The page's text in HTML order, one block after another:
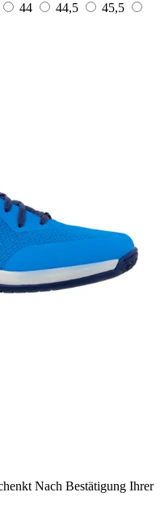
44 44,5
45,5
Nach Bestätigung Ihrer